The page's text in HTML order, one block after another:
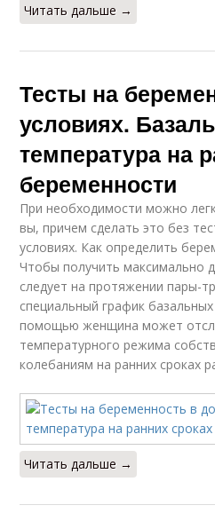
Читать дальше →
Тесты на
условиях.
температура на
беременности
При необходимости можно
вы, причем сделать это без
условиях. Как определить
Чтобы получить максимально
следует на протяжении пары-
специальный график
помощью женщина может
температурного режима
колебаниям на ранних сроках
Читать дальше →